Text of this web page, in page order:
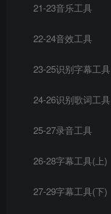
21-23音乐工具
22-24音效工具
23-25识别字幕工具
24-26识别歌词工具
25-27录音工具
26-28字幕工具(上)
27-29字幕工具(下)